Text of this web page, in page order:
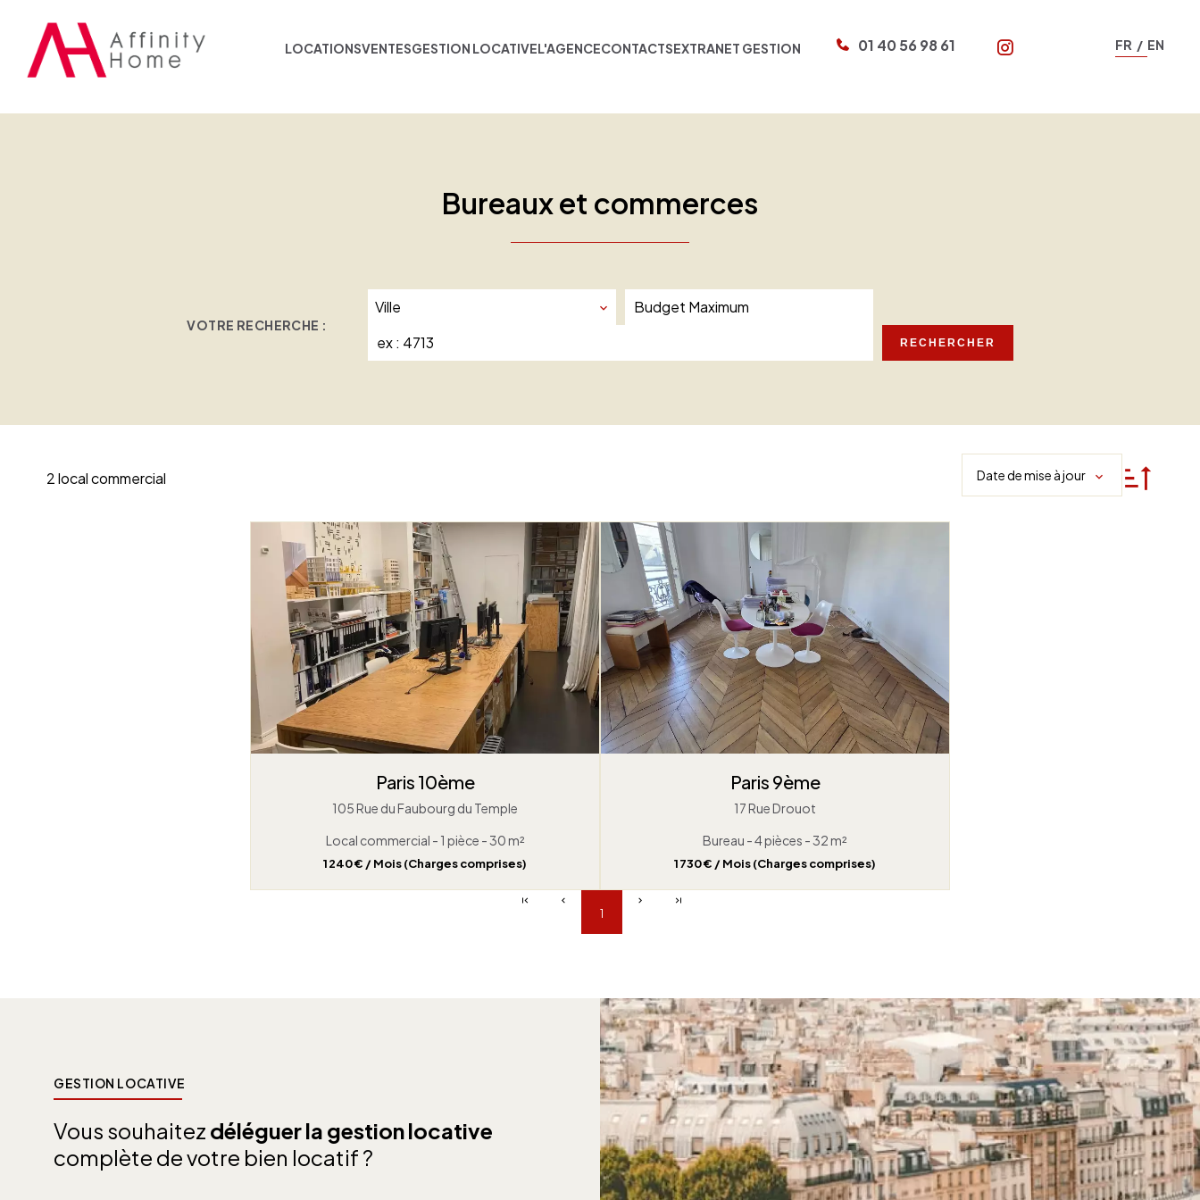
FR EN
LOCATIONSVENTESGESTION LOCATIVEL'AGENCECONTACTSEXTRANET GESTION 01 40 56 98 61
Bureaux et commerces
VOTRE RECHERCHE :
Ville
RECHERCHER
2 local commercial Date de mise à jour
Paris 10ème
105 Rue du Faubourg du Temple
Local commercial - 1 pièce - 30 m²
1 240 € / Mois (Charges comprises)
Paris 9ème
17 Rue Drouot
Bureau - 4 pièces - 32 m²
1 730 € / Mois (Charges comprises)
1
GESTION LOCATIVE
Vous souhaitez déléguer la gestion locative
complète de votre bien locatif ?